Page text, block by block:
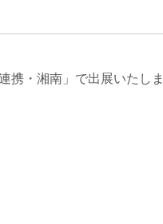
・湘南」で出展いたしま